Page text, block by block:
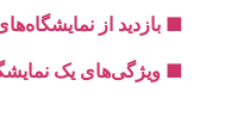
■ بازدید از
■ ویژگی‌های یک